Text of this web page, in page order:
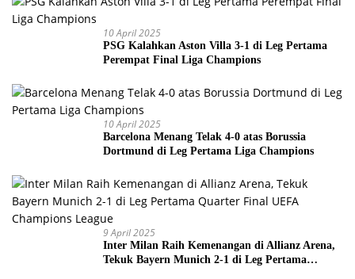
10 April 2025
PSG Kalahkan Aston Villa 3-1 di Leg Pertama
Perempat Final Liga Champions
10 April 2025
Barcelona Menang Telak 4-0 atas Borussia
Dortmund di Leg Pertama Liga Champions
9 April 2025
Inter Milan Raih Kemenangan di Allianz Arena,
Tekuk Bayern Munich 2-1 di Leg Pertama